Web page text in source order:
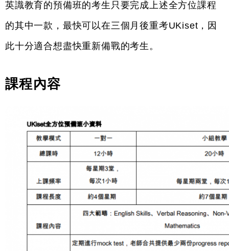
英識教育的預備班的考生只要完成上述全方位課程
的其中一款，最快可以在三個月後重考UKiset，因
此十分適合想盡快重新備戰的考生。
課程內容